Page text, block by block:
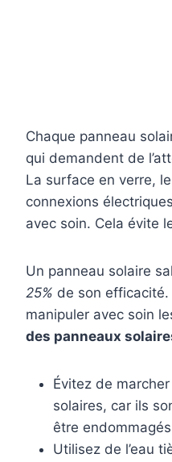
Chaque panneau
qui demandent de
La surface en verre,
connexions
avec soin. Cela évite
Un panneau solaire
25% de son
manipuler avec soin
des panneaux
Évitez de
solaires, car ils
être
Utilisez de l’eau